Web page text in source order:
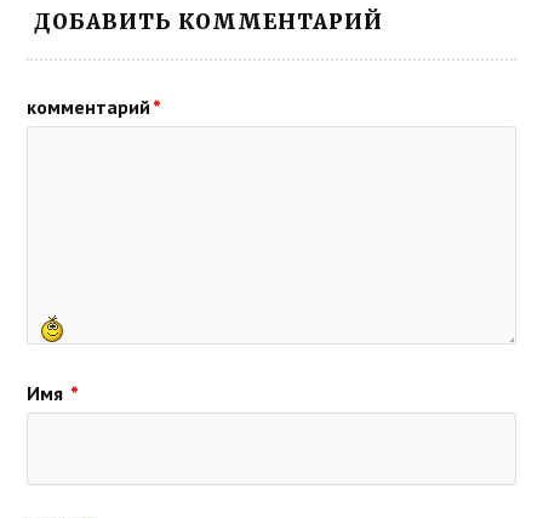
ДОБАВИТЬ КОММЕНТАРИЙ
комментарий *
Имя *